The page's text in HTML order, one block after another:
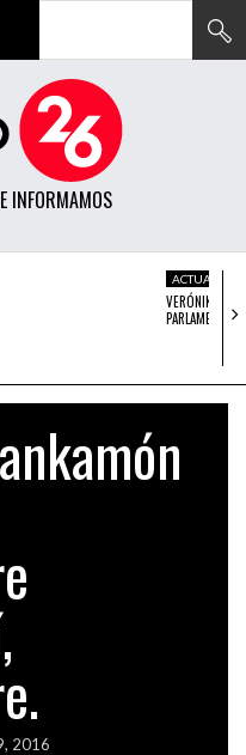
INFORMAMOS
ACTUALIDAD
VERÓNIKA
2016